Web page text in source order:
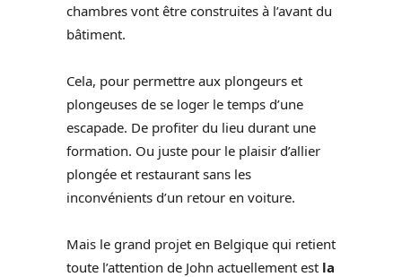
chambres vont être construites à l’avant du
bâtiment.
Cela, pour permettre aux plongeurs et
plongeuses de se loger le temps d’une
escapade. De profiter du lieu durant une
formation. Ou juste pour le plaisir d’allier
plongée et restaurant sans les
inconvénients d’un retour en voiture.
Mais le grand projet en Belgique qui retient
toute l’attention de John actuellement est la